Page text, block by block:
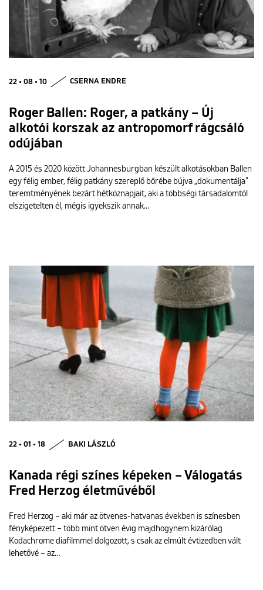
22 • 08 • 10 CSERNA ENDRE
Roger Ballen: Roger, a patkány – Új
alkotói korszak az antropomorf rágcsáló
odújában
A 2015 és 2020 között Johannesburgban készült alkotásokban Ballen
egy félig ember, félig patkány szereplő bőrébe bújva „dokumentálja”
teremtményének bezárt hétköznapjait, aki a többségi társadalomtól
elszigetelten él, mégis igyekszik annak…
22 • 01 • 18 BAKI LÁSZLÓ
Kanada régi színes képeken – Válogatás
Fred Herzog életművéből
Fred Herzog – aki már az ötvenes-hatvanas években is színesben
fényképezett – több mint ötven évig majdhogynem kizárólag
Kodachrome diafilmmel dolgozott, s csak az elmúlt évtizedben vált
lehetővé – az…